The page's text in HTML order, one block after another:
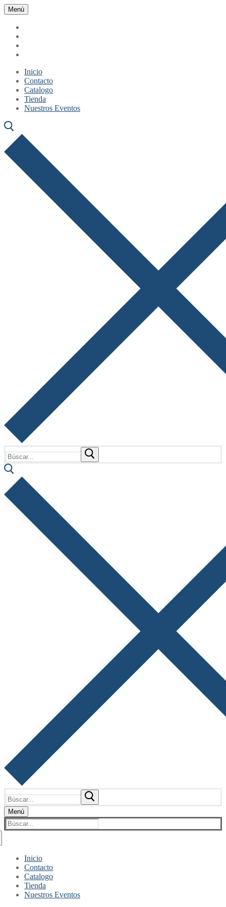
Ir
al
contenido
Menú
Cerrar
Menú
Inicio
Contacto
Catalogo
Tienda
Nuestros Eventos
Menú
Buscar:
Inicio
Contacto
Catalogo
Tienda
Nuestros Eventos